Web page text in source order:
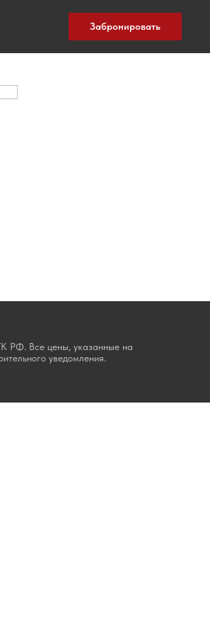
Забронировать
РФ. Все цены, указанные на
уведомления.